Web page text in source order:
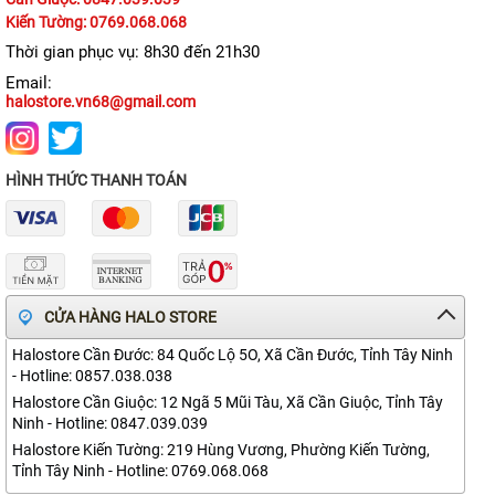
lý hình ảnh được cải thiện, giúp chụp ảnh sắc nét và rực rỡ
trong điều kiện ánh sáng yếu.
Camera TrueDepth với khẩu độ lớn
Camera trước của iPhone 15 có độ phân giải 12MP và khẩu độ
lớn, cho phép chụp ảnh selfie rõ nét và đẹp mắt. Chế độ hành
động giúp quay video ổn định, ngay cả khi người dùng đang di
chuyển.
Chế độ bảo mật cao và tôn trọng sự riêng tư
iPhone 15 sử dụng công nghệ xác thực gương mặt FaceID để
đảm bảo bảo mật cao. Ngoài ra, người dùng có quyền kiểm
soát việc ứng dụng theo dõi hoạt động của họ nhằm đảm bảo
tính riêng tư.
Cá nhân hóa giao diện với iOS 17
Hệ điều hành iOS 17 mang đến nhiều tính năng cá nhân hóa
Kiến Tường: 0769.068.068
Thời gian phục vụ: 8h30 đến 21h30
Email:
halostore.vn68@gmail.com
HÌNH THỨC THANH TOÁN
CỬA HÀNG HALO STORE
Halostore Cần Đước: 84 Quốc Lộ 5O, Xã Cần Đước, Tỉnh Tây Ninh
- Hotline: 0857.038.038
Halostore Cần Giuộc: 12 Ngã 5 Mũi Tàu, Xã Cần Giuộc, Tỉnh Tây
Ninh - Hotline: 0847.039.039
Halostore Kiến Tường: 219 Hùng Vương, Phường Kiến Tường,
Tỉnh Tây Ninh - Hotline: 0769.068.068